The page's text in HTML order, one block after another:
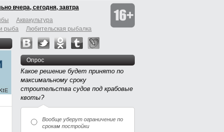
вчера, сегодня, завтра
Аквакультура
рыба Любительская рыбалка
Опрос
Какое решение будет принято по
максимальному сроку
строительства судов под крабовые
квоты?
Вообще уберут ограничение по
срокам постройки